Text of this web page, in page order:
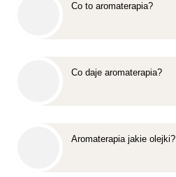
Co to aromaterapia?
Co daje aromaterapia?
Aromaterapia jakie olejki?